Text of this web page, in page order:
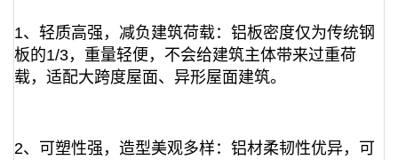
1、轻质高强，减负建筑荷载：铝板密度仅为传统钢
板的1/3，重量轻便，不会给建筑主体带来过重荷
载，适配大跨度屋面、异形屋面建筑。
2、可塑性强，造型美观多样：铝材柔韧性优异，可